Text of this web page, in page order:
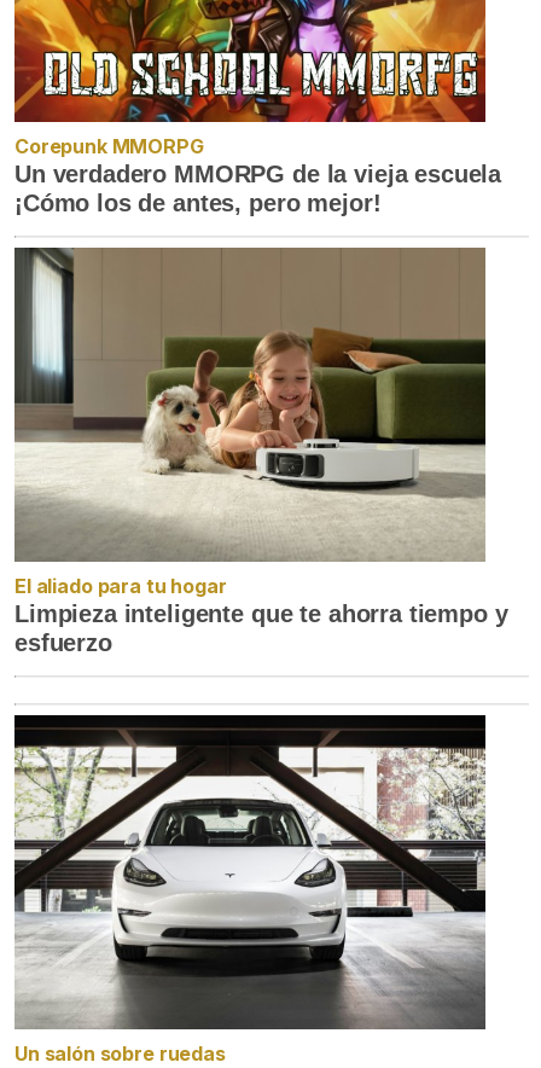
Corepunk MMORPG
Un verdadero MMORPG de la vieja escuela
¡Cómo los de antes, pero mejor!
El aliado para tu hogar
Limpieza inteligente que te ahorra tiempo y
esfuerzo
Un salón sobre ruedas